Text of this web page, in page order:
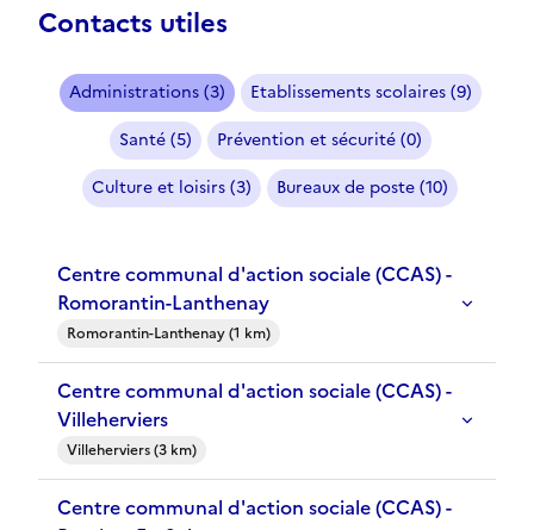
Contacts utiles
Administrations (3)
Etablissements scolaires (9)
Santé (5)
Prévention et sécurité (0)
Culture et loisirs (3)
Bureaux de poste (10)
Centre communal d'action sociale (CCAS) -
Romorantin-Lanthenay
Romorantin-Lanthenay (1 km)
Centre communal d'action sociale (CCAS) -
Villeherviers
Villeherviers (3 km)
Centre communal d'action sociale (CCAS) -